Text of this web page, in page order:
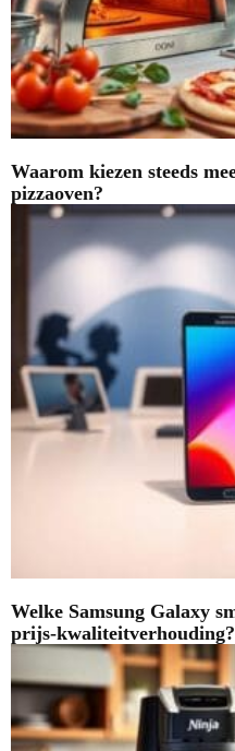
Waarom kiezen steeds
pizzaoven?
Welke Samsung Galaxy
prijs-kwaliteitverhouding?